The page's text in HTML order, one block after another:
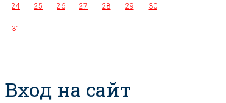
24 25 26 27 28 29 30
31
Вход на сайт